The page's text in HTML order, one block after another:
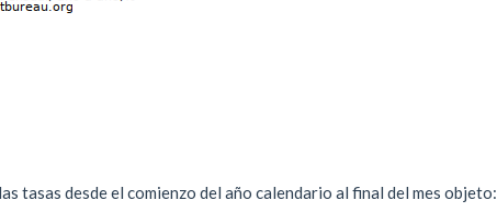
tasas desde el comienzo del año calendario al final del mes objeto: